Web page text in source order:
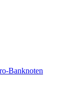
Banknoten